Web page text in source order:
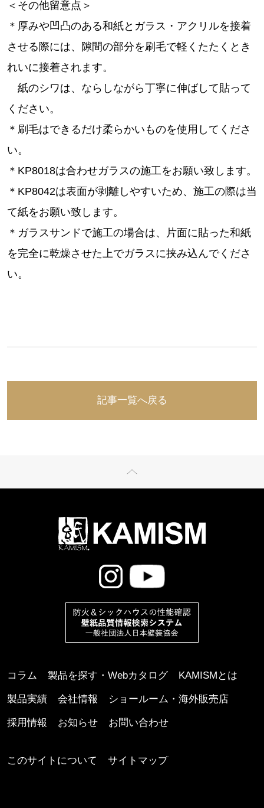
＜その他留意点＞
＊厚みや凹凸のある和紙とガラス・アクリルを接着
させる際には、隙間の部分を刷毛で軽くたたくとき
れいに接着されます。
紙のシワは、ならしながら丁寧に伸ばして貼って
ください。
＊刷毛はできるだけ柔らかいものを使用してくださ
い。
＊KP8018は合わせガラスの施工をお願い致します。
＊KP8042は表面が剥離しやすいため、施工の際は当
て紙をお願い致します。
＊ガラスサンドで施工の場合は、片面に貼った和紙
を完全に乾燥させた上でガラスに挟み込んでくださ
い。
記事一覧へ戻る
コラム 製品を探す・Webカタログ KAMISMとは
製品実績 会社情報 ショールーム・海外販売店
採用情報 お知らせ お問い合わせ
このサイトについて サイトマップ